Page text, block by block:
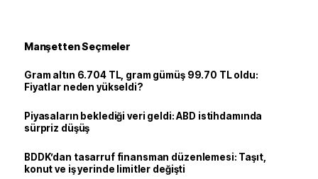
Manşetten Seçmeler
Gram altın 6.704 TL, gram gümüş 99.70 TL oldu:
Fiyatlar neden yükseldi?
Piyasaların beklediği veri geldi: ABD istihdamında
sürpriz düşüş
BDDK’dan tasarruf finansman düzenlemesi: Taşıt,
konut ve iş yerinde limitler değişti